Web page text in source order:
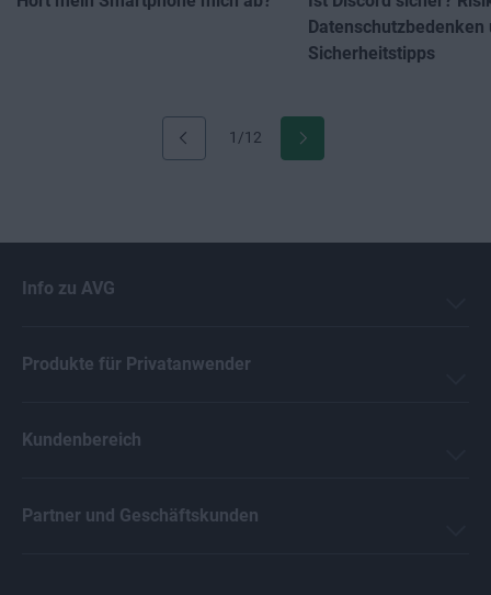
1/12
Datenschutzbedenken
Sicherheitstipps
Info zu AVG
Produkte für Privatanwender
Kundenbereich
Partner und Geschäftskunden